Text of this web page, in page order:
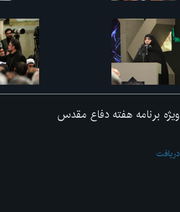
ویژه برنامه هفته دفاع مقدس
دریافت